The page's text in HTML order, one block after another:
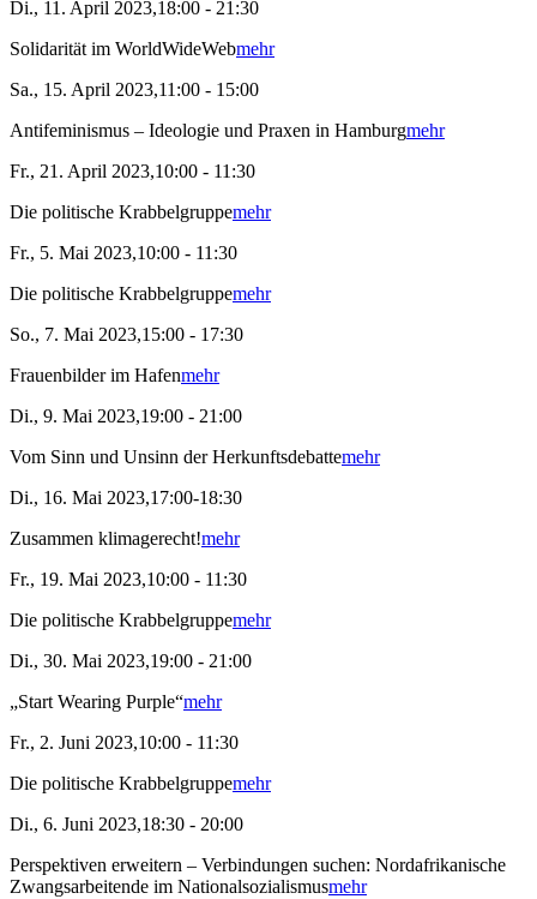
Di., 11. April 2023,18:00 - 21:30
Solidarität im WorldWideWebmehr
Sa., 15. April 2023,11:00 - 15:00
Antifeminismus – Ideologie und Praxen in Hamburgmehr
Fr., 21. April 2023,10:00 - 11:30
Die politische Krabbelgruppemehr
Fr., 5. Mai 2023,10:00 - 11:30
Die politische Krabbelgruppemehr
So., 7. Mai 2023,15:00 - 17:30
Frauenbilder im Hafenmehr
Di., 9. Mai 2023,19:00 - 21:00
Vom Sinn und Unsinn der Herkunftsdebattemehr
Di., 16. Mai 2023,17:00-18:30
Zusammen klimagerecht!mehr
Fr., 19. Mai 2023,10:00 - 11:30
Die politische Krabbelgruppemehr
Di., 30. Mai 2023,19:00 - 21:00
„Start Wearing Purple“mehr
Fr., 2. Juni 2023,10:00 - 11:30
Die politische Krabbelgruppemehr
Di., 6. Juni 2023,18:30 - 20:00
Perspektiven erweitern – Verbindungen suchen: Nordafrikanische
Zwangsarbeitende im Nationalsozialismusmehr